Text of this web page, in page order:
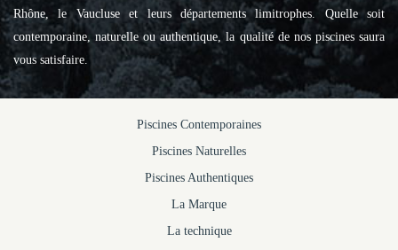
Rhône, le Vaucluse et leurs départements limitrophes. Quelle soit
contemporaine, naturelle ou authentique, la qualité de nos piscines saura
vous satisfaire.
Piscines Contemporaines
Piscines Naturelles
Piscines Authentiques
La Marque
La technique